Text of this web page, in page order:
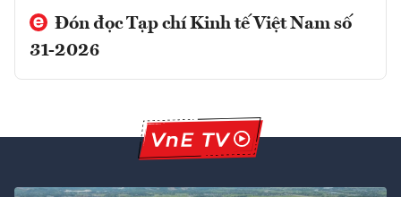
Đón đọc Tạp chí Kinh tế Việt Nam số
31-2026